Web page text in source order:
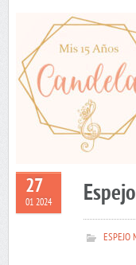
27
01 2024
ESPEJO